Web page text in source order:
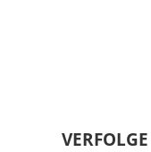
wir durch